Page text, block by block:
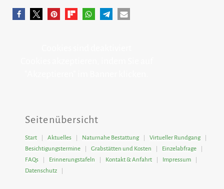
Seitenübersicht
Start Aktuelles Naturnahe Bestattung
Virtueller Rundgang
Besichtigungstermine
Grabstätten und Kosten
Einzelabfrage
FAQs
Erinnerungstafeln Kontakt & Anfahrt
Impressum
Datenschutz